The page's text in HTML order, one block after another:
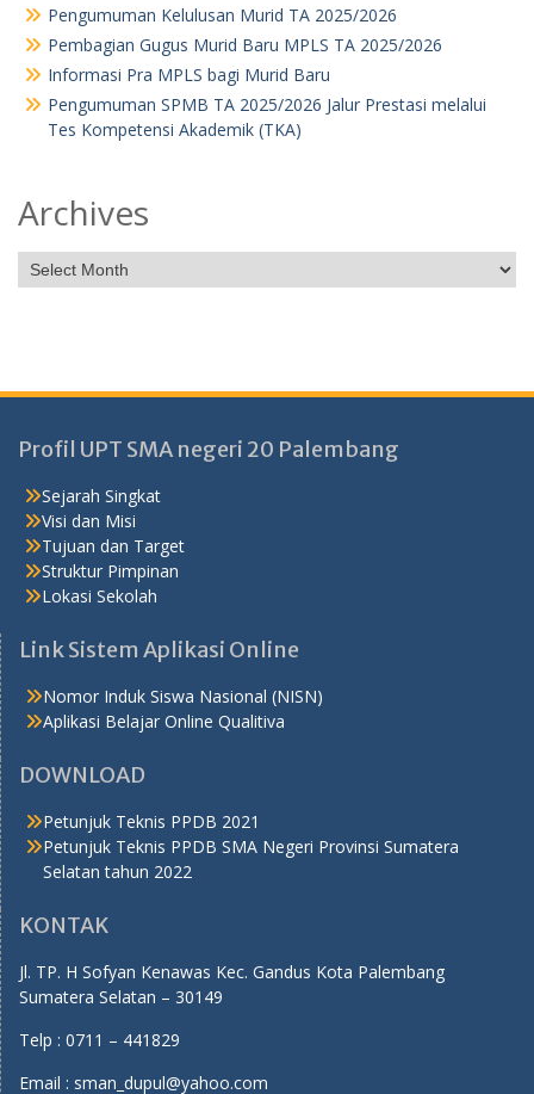
Pengumuman Kelulusan Murid TA 2025/2026
Pembagian Gugus Murid Baru MPLS TA 2025/2026
Informasi Pra MPLS bagi Murid Baru
Pengumuman SPMB TA 2025/2026 Jalur Prestasi melalui
Tes Kompetensi Akademik (TKA)
Archives
Profil UPT SMA negeri 20 Palembang
Sejarah Singkat
Visi dan Misi
Tujuan dan Target
Struktur Pimpinan
Lokasi Sekolah
Link Sistem Aplikasi Online
Nomor Induk Siswa Nasional (NISN)
Aplikasi Belajar Online Qualitiva
DOWNLOAD
Petunjuk Teknis PPDB 2021
Petunjuk Teknis PPDB SMA Negeri Provinsi Sumatera
Selatan tahun 2022
KONTAK
Jl. TP. H Sofyan Kenawas Kec. Gandus Kota Palembang
Sumatera Selatan – 30149
Telp : 0711 – 441829
Email : sman_dupul@yahoo.com